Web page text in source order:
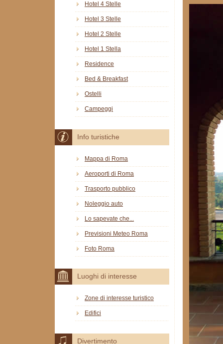
Hotel 4 Stelle
Hotel 3 Stelle
Hotel 2 Stelle
Hotel 1 Stella
Residence
Bed & Breakfast
Ostelli
Campeggi
Info turistiche
Mappa di Roma
Aeroporti di Roma
Trasporto pubblico
Noleggio auto
Lo sapevate che...
Previsioni Meteo Roma
Foto Roma
Luoghi di interesse
Zone di interesse turistico
Edifici
Divertimento